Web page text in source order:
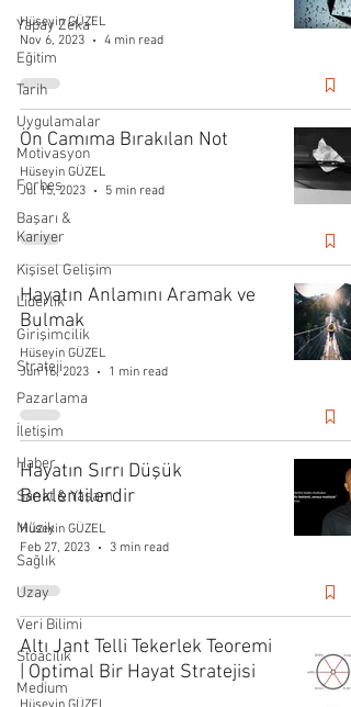
Yapay Zeka
Eğitim
Tarih
Uygulamalar
Motivasyon
Forbes
Başarı &
Kariyer
Kişisel Gelişim
Liderlik
Girişimcilik
Strateji
Pazarlama
İletişim
Haber
Sanat & Yaşam
Müzik
Sağlık
Uzay
Veri Bilimi
Stoacılık
Medium
Hüseyin GÜZEL
Nov 6, 2023
4 min read
Ön Camıma Bırakılan Not
Hüseyin GÜZEL
Jul 15, 2023
5 min read
Hayatın Anlamını Aramak ve
Bulmak
Hüseyin GÜZEL
Jun 16, 2023
1 min read
Hayatın Sırrı Düşük
Beklentilerdir
Hüseyin GÜZEL
Feb 27, 2023
3 min read
Altı Jant Telli Tekerlek Teoremi
| Optimal Bir Hayat Stratejisi